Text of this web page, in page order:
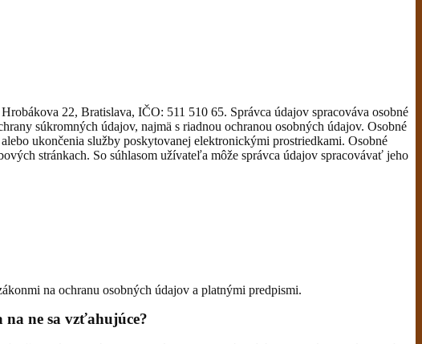
22, Bratislava, IČO: 511 510 65. Správca údajov spracováva osobné
súkromných údajov, najmä s riadnou ochranou osobných údajov. Osobné
ukončenia služby poskytovanej elektronickými prostriedkami. Osobné
stránkach. So súhlasom užívateľa môže správca údajov spracovávať jeho
na ochranu osobných údajov a platnými predpismi.
na ne sa vzťahujúce?